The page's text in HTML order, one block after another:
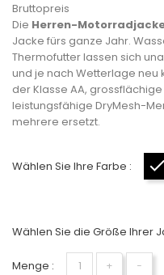
Bruttopreis
Die Herren-Motorradjacke
Jacke fürs ganze Jahr.
Thermofutter lassen sich
und je nach Wetterlage neu
der Klasse AA,
leistungsfähige DryMesh-
mehrere ersetzt.
Wählen Sie Ihre Farbe :
Wählen Sie die Größe Ihrer
Menge : + −